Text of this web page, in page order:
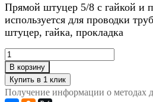
Прямой штуцер 5/8 с гайкой и
используется для проводки
штуцер, гайка, прокладка
В корзину
Получение информации о методах